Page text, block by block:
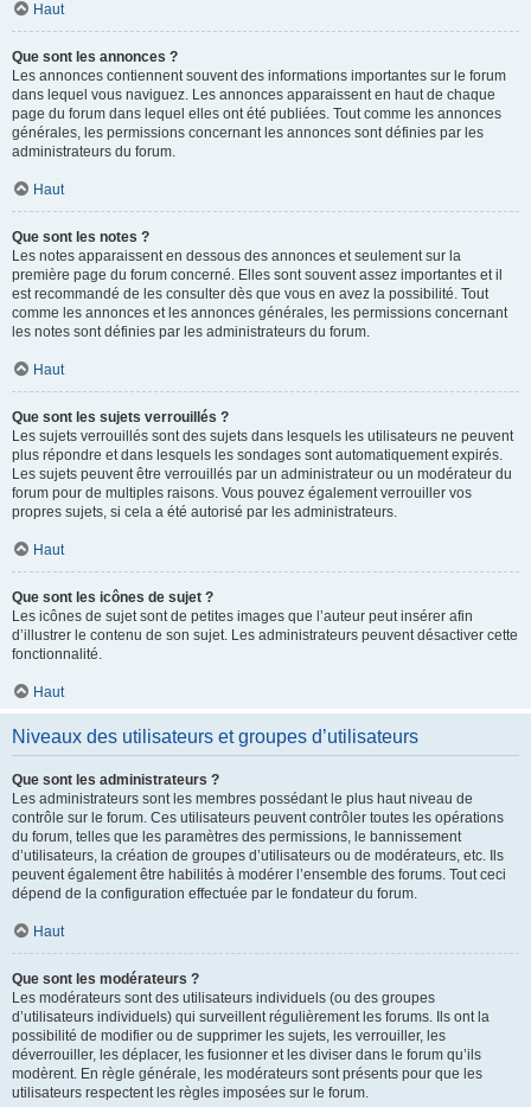
Haut
Que sont les annonces ?
Les annonces contiennent souvent des informations importantes sur le forum
dans lequel vous naviguez. Les annonces apparaissent en haut de chaque
page du forum dans lequel elles ont été publiées. Tout comme les annonces
générales, les permissions concernant les annonces sont définies par les
administrateurs du forum.
Haut
Que sont les notes ?
Les notes apparaissent en dessous des annonces et seulement sur la
première page du forum concerné. Elles sont souvent assez importantes et il
est recommandé de les consulter dès que vous en avez la possibilité. Tout
comme les annonces et les annonces générales, les permissions concernant
les notes sont définies par les administrateurs du forum.
Haut
Que sont les sujets verrouillés ?
Les sujets verrouillés sont des sujets dans lesquels les utilisateurs ne peuvent
plus répondre et dans lesquels les sondages sont automatiquement expirés.
Les sujets peuvent être verrouillés par un administrateur ou un modérateur du
forum pour de multiples raisons. Vous pouvez également verrouiller vos
propres sujets, si cela a été autorisé par les administrateurs.
Haut
Que sont les icônes de sujet ?
Les icônes de sujet sont de petites images que l’auteur peut insérer afin
d’illustrer le contenu de son sujet. Les administrateurs peuvent désactiver cette
fonctionnalité.
Haut
Niveaux des utilisateurs et groupes d’utilisateurs
Que sont les administrateurs ?
Les administrateurs sont les membres possédant le plus haut niveau de
contrôle sur le forum. Ces utilisateurs peuvent contrôler toutes les opérations
du forum, telles que les paramètres des permissions, le bannissement
d’utilisateurs, la création de groupes d’utilisateurs ou de modérateurs, etc. Ils
peuvent également être habilités à modérer l’ensemble des forums. Tout ceci
dépend de la configuration effectuée par le fondateur du forum.
Haut
Que sont les modérateurs ?
Les modérateurs sont des utilisateurs individuels (ou des groupes
d’utilisateurs individuels) qui surveillent régulièrement les forums. Ils ont la
possibilité de modifier ou de supprimer les sujets, les verrouiller, les
déverrouiller, les déplacer, les fusionner et les diviser dans le forum qu’ils
modèrent. En règle générale, les modérateurs sont présents pour que les
utilisateurs respectent les règles imposées sur le forum.